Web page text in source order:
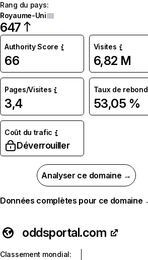
Rang du pays:
Royaume-Uni
647
Authority Score
66
Visites
6,82 M
Pages/Visites
3,4
Taux de rebond
53,05 %
Coût du trafic
Déverrouiller
Analyser ce domaine →
Données complètes pour ce domaine
oddsportal.com
Classement mondial: